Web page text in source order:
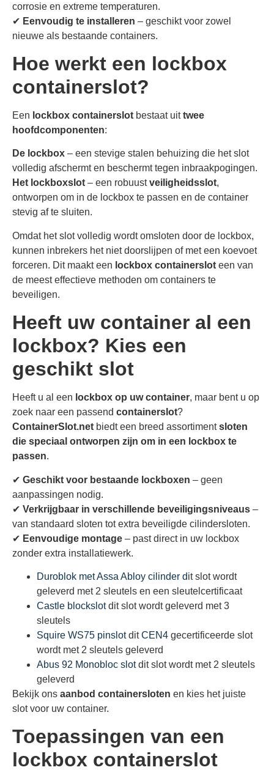
corrosie en extreme temperaturen.
✔ Eenvoudig te installeren – geschikt voor zowel
nieuwe als bestaande containers.
Hoe werkt een lockbox
containerslot?
Een lockbox containerslot bestaat uittwee
hoofdcomponenten:
De lockbox – een stevige stalen behuizing die het slot
volledig afschermt en beschermt tegen inbraakpogingen.
Het lockboxslot – een robuustveiligheidsslot,
ontworpen om in de lockbox te passen en de container
stevig af te sluiten.
Omdat het slot volledig wordt omsloten door de lockbox,
kunnen inbrekers het niet doorslijpen of met een koevoet
forceren. Dit maakt een lockbox containerslot een van
de meest effectieve methoden om containers te
beveiligen.
Heeft uw container al een
lockbox? Kies een
geschikt slot
Heeft u al een lockbox op uw container, maar bent u op
zoek naar een passend containerslot?
ContainerSlot.net biedt een breed assortimentsloten
die speciaal ontworpen zijn om in een lockbox te
passen.
✔ Geschikt voor bestaande lockboxen – geen
aanpassingen nodig.
✔ Verkrijgbaar in verschillende beveiligingsniveaus –
van standaard sloten tot extra beveiligde cilindersloten.
✔ Eenvoudige montage – past direct in uw lockbox
zonder extra installatiewerk.
Duroblok met Assa Abloy cilinder dit slot wordt
geleverd met 2 sleutels en een sleutelcertificaat
Castle blockslotdit slot wordt geleverd met 3
sleutels
Squire WS75 pinslotditCEN4 gecertificeerde slot
wordt met 2 sleutels geleverd
Abus 92 Monobloc slotdit slot wordt met 2 sleutels
geleverd
Bekijk ons aanbod containersloten en kies het juiste
slot voor uw container.
Toepassingen van een
lockbox containerslot